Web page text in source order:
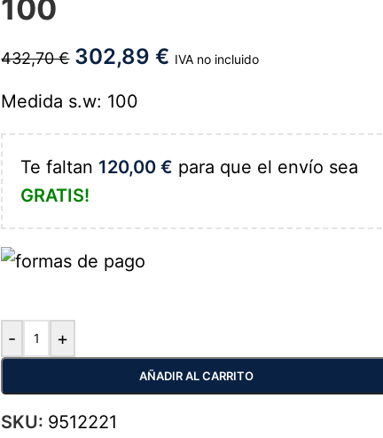
100
432,70€ 302,89€ IVA no incluido
Medida s.w: 100
Te faltan 120,00€ para que el envío sea
GRATIS!
- +
AÑADIR AL CARRITO
SKU: 9512221